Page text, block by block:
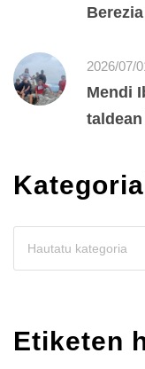
Berezia
2026/07/
Mendi
Etiketen